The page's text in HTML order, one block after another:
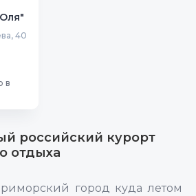
40
в
российский курорт
отдыха
город куда летом